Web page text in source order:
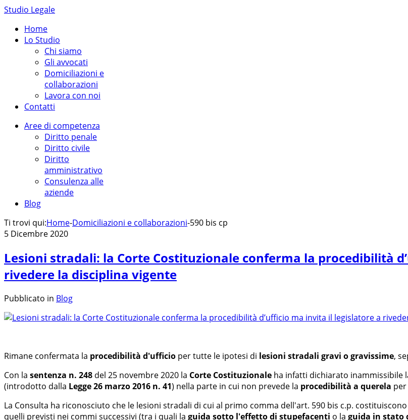
Studio Legale
Home
Lo Studio
Chi siamo
Gli avvocati
Domiciliazioni e
collaborazioni
Lavora con noi
Contatti
Aree di competenza
Diritto penale
Diritto civile
Diritto
amministrativo
Consulenza alle
aziende
Blog
Ti trovi qui:Home-Domiciliazioni e collaborazioni-590 bis cp
5 Dicembre 2020
Lesioni stradali: la Corte Costituzionale conferma la procedibilità
rivedere la disciplina vigente
Pubblicato in Blog
Rimane confermata la procedibilità d'ufficio per tutte le ipotesi di lesioni stradali gravi o gravissime,
Con la sentenza n. 248 del 25 novembre 2020 la Corte Costituzionale ha infatti dichiarato inammissibile
(introdotto dalla Legge 26 marzo 2016 n. 41) nella parte in cui non prevede la procedibilità a querela
La Consulta ha riconosciuto che le lesioni stradali di cui al primo comma dell'art. 590 bis c.p.
quelli previsti nei commi successivi (tra i quali la guida sotto l'effetto di stupefacenti o la guida in stato